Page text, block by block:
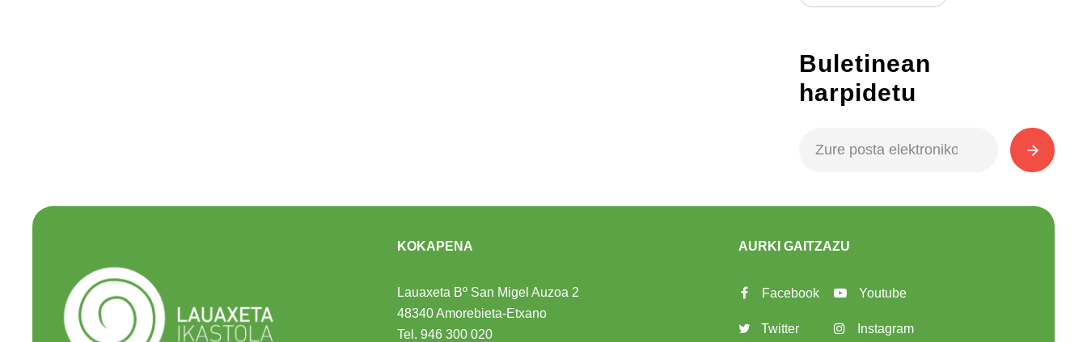
Buletinean
harpidetu
KOKAPENA
Lauaxeta Bº San Migel Auzoa 2
48340 Amorebieta-Etxano
Tel.946 300 020
AURKI GAITZAZU
Facebook
Twitter
Youtube
Instagram